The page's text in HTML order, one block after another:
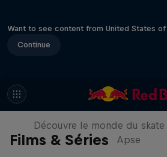
Want to see content from United States of
Continue
Films & Séries
Skate Tales
Découvre le monde du skate
Apse